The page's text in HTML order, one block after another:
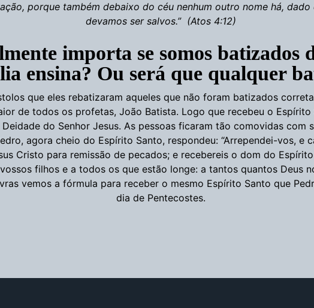
porque também debaixo do céu nenhum outro nome há,
devamos ser salvos.” (Atos 4:12)
importa se somos batizados
ensina? Ou será que qualquer
que eles rebatizaram aqueles que não foram batizados
de todos os profetas, João Batista. Logo que recebeu o Espírito
do Senhor Jesus. As pessoas ficaram tão comovidas com
agora cheio do Espírito Santo, respondeu: “Arrependei-vos, e
Cristo para remissão de pecados; e recebereis o dom do
filhos e a todos os que estão longe: a tantos quantos Deus
vemos a fórmula para receber o mesmo Espírito Santo que
dia de Pentecostes.